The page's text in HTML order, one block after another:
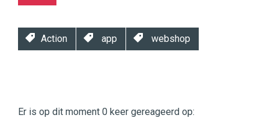
Action app webshop
|
Digital
Er is op dit moment 0 keer gereageerd op: